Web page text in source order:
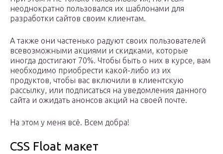
неоднократно пользовался их шаблонами для
разработки сайтов своим клиентам.
А также они частенько радуют своих пользователей
всевозможными акциями и скидками, которые
иногда достигают 70%. Чтобы быть о них в курсе, вам
необходимо приобрести какой-либо из их
продуктов, чтобы вас включили в клиентскую
рассылку, или подписаться на уведомления данного
сайта и ожидать анонсов акций на своей почте.
На этом у меня всё. Всем добра!
CSS Float макет